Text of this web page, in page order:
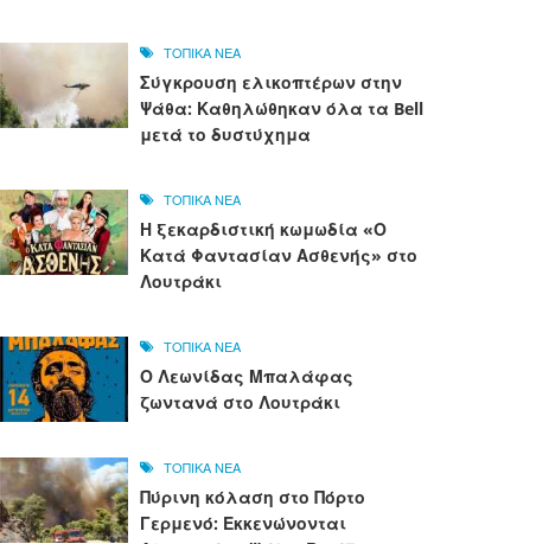
ΤΟΠΙΚΑ ΝΕΑ
Σύγκρουση ελικοπτέρων στην
Ψάθα: Καθηλώθηκαν όλα τα Bell
μετά το δυστύχημα
ΤΟΠΙΚΑ ΝΕΑ
Η ξεκαρδιστική κωμωδία «Ο
Κατά Φαντασίαν Ασθενής» στο
Λουτράκι
ΤΟΠΙΚΑ ΝΕΑ
Ο Λεωνίδας Μπαλάφας
ζωντανά στο Λουτράκι
ΤΟΠΙΚΑ ΝΕΑ
Πύρινη κόλαση στο Πόρτο
Γερμενό: Εκκενώνονται